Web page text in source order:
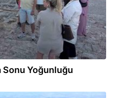
Sonu Yoğunluğu